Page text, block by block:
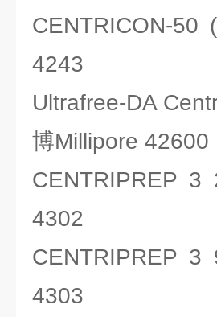
CENTRICON-
4243
Ultrafree-DA
博Millipore 42600
CENTRIPREP
4302
CENTRIPREP
4303